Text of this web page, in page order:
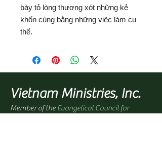
bày tỏ lòng thương xót những kẻ
khốn cùng bằng những việc làm cụ
thể.
Vietnam Ministries, Inc.
Member of the Evangelical Council for